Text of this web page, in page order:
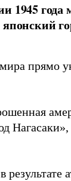
1945
прямо